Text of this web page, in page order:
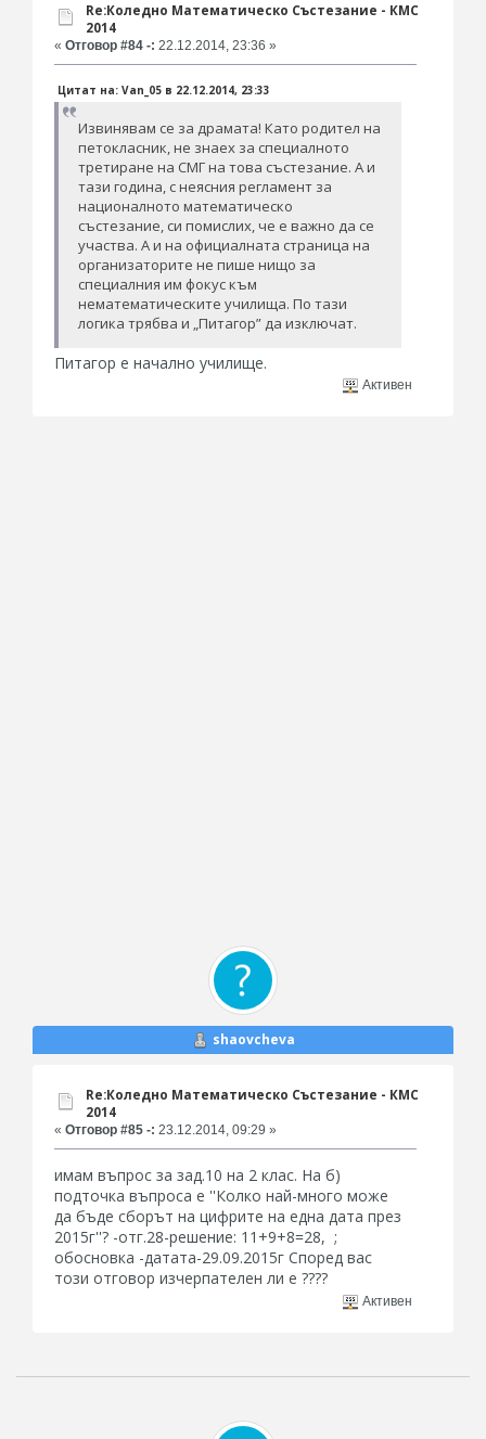
Re:Коледно Математическо Състезание - КМС
2014
« Отговор #84 -: 22.12.2014, 23:36 »
Цитат на: Van_05 в 22.12.2014, 23:33
Извинявам се за драмата! Като родител на
петокласник, не знаех за специалното
третиране на СМГ на това състезание. А и
тази година, с неясния регламент за
националното математическо
състезание, си помислих, че е важно да се
участва. А и на официалната страница на
организаторите не пише нищо за
специалния им фокус към
нематематическите училища. По тази
логика трябва и „Питагор” да изключат.
Питагор е начално училище.
Активен
shaovcheva
Re:Коледно Математическо Състезание - КМС
2014
« Отговор #85 -: 23.12.2014, 09:29 »
имам въпрос за зад.10 на 2 клас. На б)
подточка въпроса е ''Колко най-много може
да бъде сборът на цифрите на една дата през
2015г''? -отг.28-решение: 11+9+8=28, ;
обосновка -датата-29.09.2015г Според вас
този отговор изчерпателен ли е ????
Активен